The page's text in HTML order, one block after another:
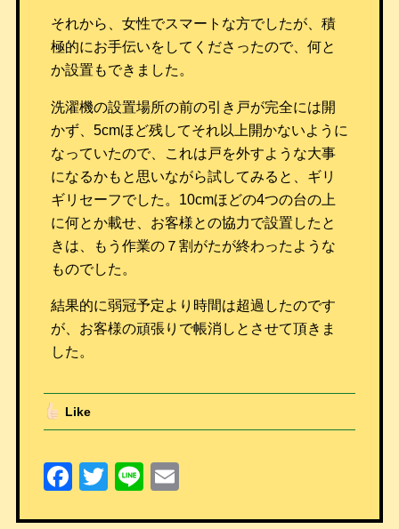
それから、女性でスマートな方でしたが、積
極的にお手伝いをしてくださったので、何と
か設置もできました。
洗濯機の設置場所の前の引き戸が完全には開
かず、5cmほど残してそれ以上開かないように
なっていたので、これは戸を外すような大事
になるかもと思いながら試してみると、ギリ
ギリセーフでした。10cmほどの4つの台の上
に何とか載せ、お客様との協力で設置したと
きは、もう作業の７割がたが終わったような
ものでした。
結果的に弱冠予定より時間は超過したのです
が、お客様の頑張りで帳消しとさせて頂きま
した。
Like
F
T
Li